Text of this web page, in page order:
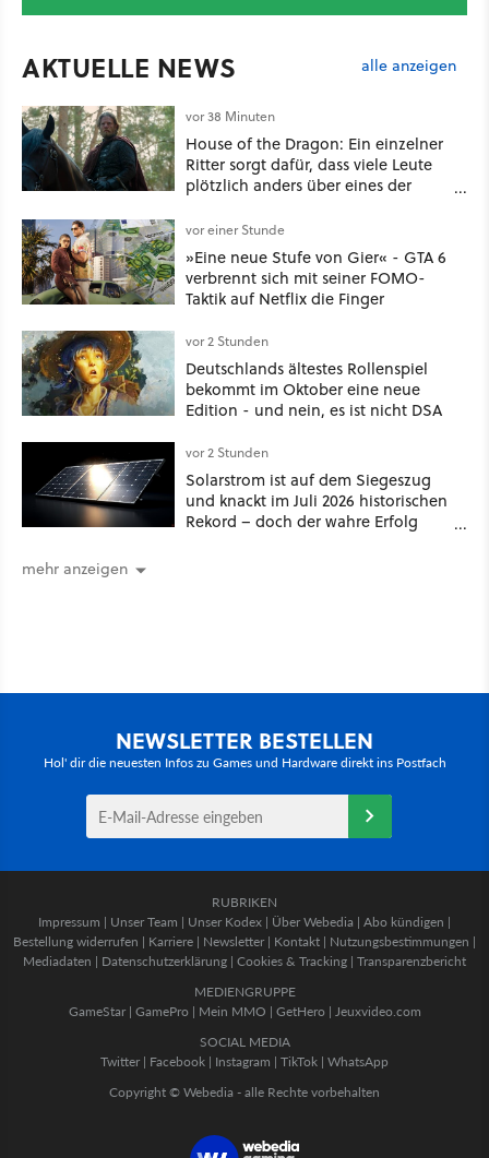
AKTUELLE NEWS alle anzeigen
vor 38 Minuten
House of the Dragon: Ein einzelner
Ritter sorgt dafür, dass viele Leute
plötzlich anders über eines der
Thrones denken
vor einer Stunde
»Eine neue Stufe von Gier« - GTA 6
verbrennt sich mit seiner FOMO-
Taktik auf Netflix die Finger
vor 2 Stunden
Deutschlands ältestes Rollenspiel
bekommt im Oktober eine neue
Edition - und nein, es ist nicht DSA
vor 2 Stunden
Solarstrom ist auf dem Siegeszug
und knackt im Juli 2026 historischen
Rekord – doch der wahre Erfolg
mehr anzeigen
NEWSLETTER BESTELLEN
Hol' dir die neuesten Infos zu Games und Hardware direkt ins Postfach
RUBRIKEN
Impressum | Unser Team | Unser Kodex | Über Webedia | Abo kündigen |
Bestellung widerrufen | Karriere | Newsletter | Kontakt | Nutzungsbestimmungen |
Mediadaten | Datenschutzerklärung | Cookies & Tracking | Transparenzbericht
MEDIENGRUPPE
GameStar| GamePro | Mein MMO | GetHero | Jeuxvideo.com
SOCIAL MEDIA
Twitter | Facebook | Instagram | TikTok | WhatsApp
Copyright © Webedia - alle Rechte vorbehalten